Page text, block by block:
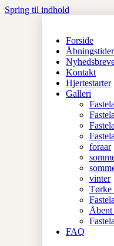
Spring til indhold
Forside
Åbningstider
Kontakt
Hjertestarter
Galleri
foraar
vinter
Tørke
FAQ